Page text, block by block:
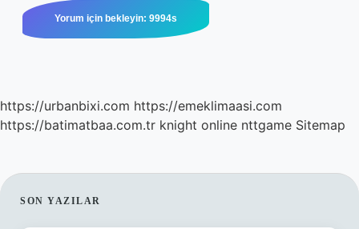
https://urbanbixi.com https://emeklimaasi.com
https://batimatbaa.com.tr knight online nttgame Sitemap
SIDEBAR
SON YAZILAR